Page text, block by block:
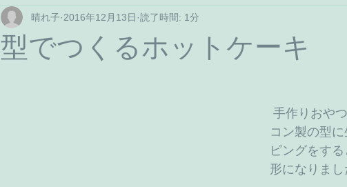
型でつくるホットケーキ
晴れ子 2016年12月13日 読了時間: 1分
コン製の型
ピングをす
形になりまし